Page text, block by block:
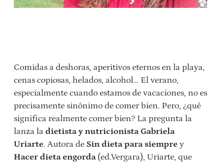
Comidas a deshoras, aperitivos eternos en la playa,
cenas copiosas, helados, alcohol… El verano,
especialmente cuando estamos de vacaciones, no es
precisamente sinónimo de comer bien. Pero, ¿qué
significa realmente comer bien? La pregunta la
lanza la dietista y nutricionista Gabriela
Uriarte. Autora de Sin dieta para siempre y
Hacer dieta engorda (ed.Vergara), Uriarte, que